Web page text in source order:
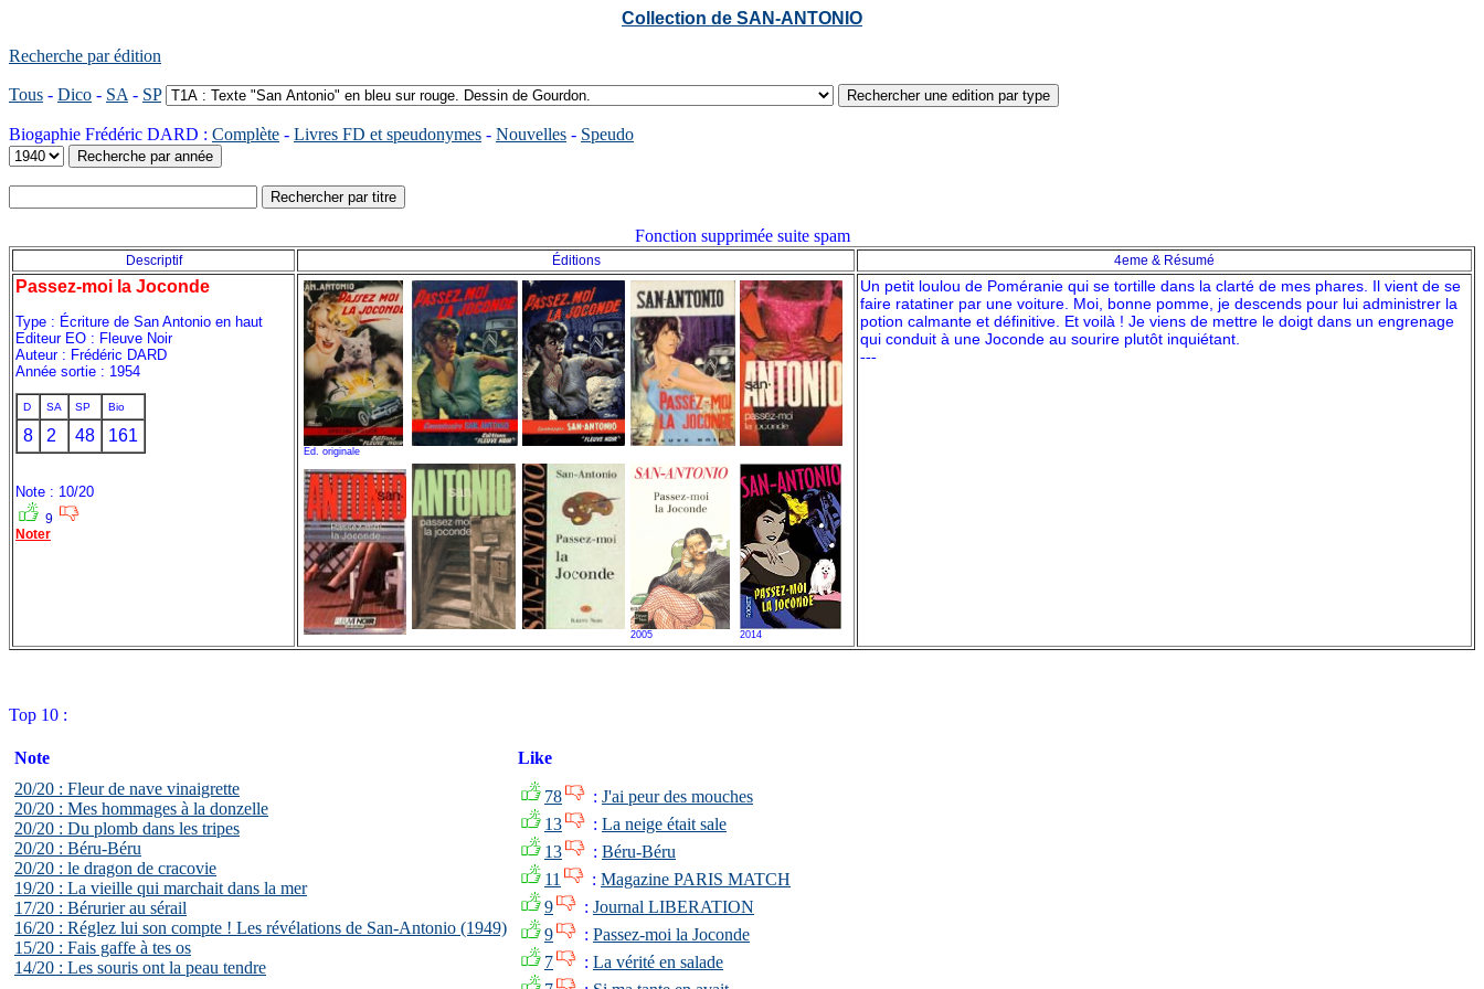
Collection de SAN-ANTONIO
Recherche par édition
Tous - Dico - SA - SP
Biogaphie Frédéric DARD : Complète - Livres FD et speudonymes - Nouvelles - Speudo
Fonction supprimée suite spam
Descriptif Éditions 4eme & Résumé
Passez-moi la Joconde
Type : Écriture de San Antonio en haut
Editeur EO : Fleuve Noir
Auteur : Frédéric DARD
Année sortie : 1954
D SA SP Bio
8 2 48 161
Note : 10/20
9
Noter
Ed. originale
2005 2014
Un petit loulou de Poméranie qui se tortille dans la clarté de mes phares. Il vient de se
faire ratatiner par une voiture. Moi, bonne pomme, je descends pour lui administrer la
potion calmante et définitive. Et voilà ! Je viens de mettre le doigt dans un engrenage
qui conduit à une Joconde au sourire plutôt inquiétant.
---
Top 10 :
Note
Like
20/20 : Fleur de nave vinaigrette
20/20 : Mes hommages à la donzelle
20/20 : Du plomb dans les tripes
20/20 : Béru-Béru
20/20 : le dragon de cracovie
19/20 : La vieille qui marchait dans la mer
17/20 : Bérurier au sérail
16/20 : Réglez lui son compte ! Les révélations de San-Antonio (1949)
15/20 : Fais gaffe à tes os
14/20 : Les souris ont la peau tendre
78 : J'ai peur des mouches
13
: La neige était sale
13
: Béru-Béru
11
: Magazine PARIS MATCH
9
: Journal LIBERATION
9
: Passez-moi la Joconde
7
: La vérité en salade